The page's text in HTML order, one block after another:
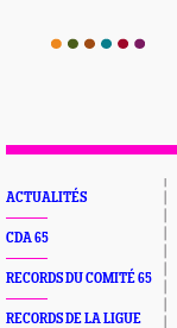
ACTUALITÉS
CDA 65
RECORDS DU COMITÉ 65
RECORDS DE LA LIGUE